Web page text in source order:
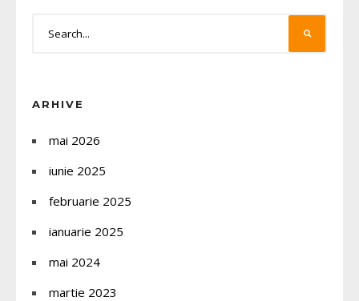
ARHIVE
mai 2026
iunie 2025
februarie 2025
ianuarie 2025
mai 2024
martie 2023